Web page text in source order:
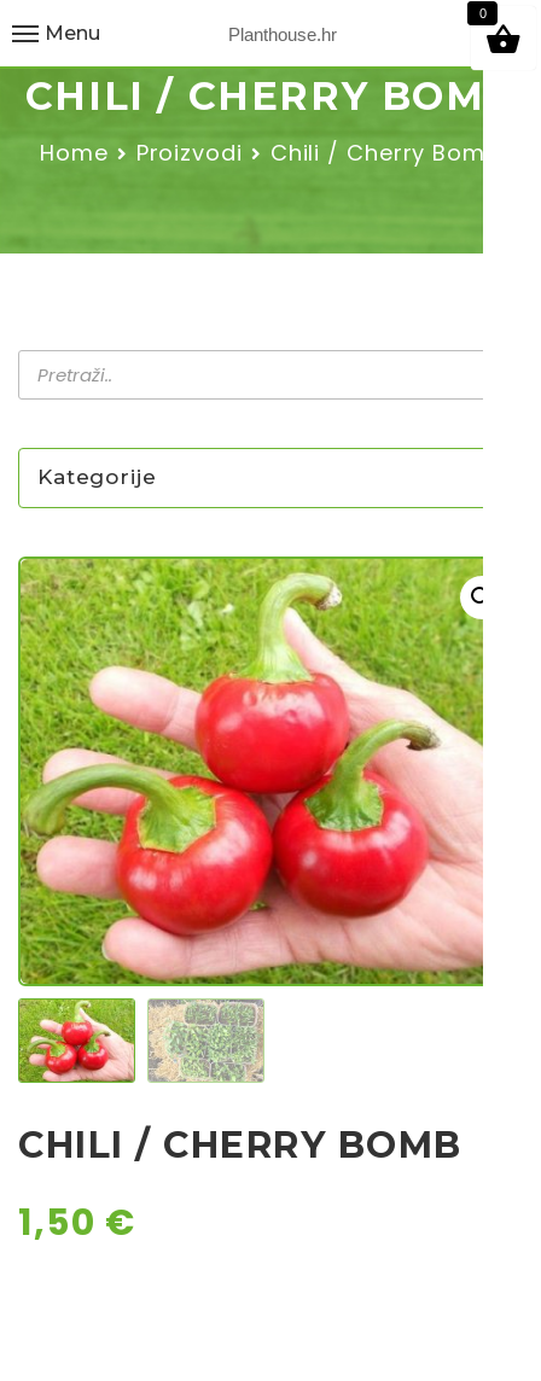
Planthouse.hr
Menu
9
CHILI / CHERRY BOMB
Home Proizvodi Chili / Cherry Bomb
Kategorije
SADNICE
UKRASNO BILJE I TRAJNICE
GRMOVI/DRVEĆE
HIT SEZONE*** VRTNI SLJEZOVI
UKRASNE TRAVE
HORTENZIJE
LJEKOVITO I ZAČINSKO
VOĆE / BOBIČASTO VOĆE
Sjeme
Sjeme povrća
Rajčice
Chili
Ostalo sjeme
CHILI / CHERRY BOMB
1,50 €
0